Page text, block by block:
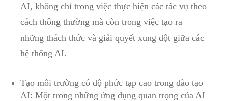
AI, không chỉ trong việc thực hiện các tác vụ theo‍
cách thông thường mà còn trong ​việc tạo ra
những thách thức và giải quyết xung đột giữa các
hệ thống AI.
Tạo môi trường có độ phức tạp cao trong đào tạo
AI: Một trong những ứng dụng quan trọng của‌ AI